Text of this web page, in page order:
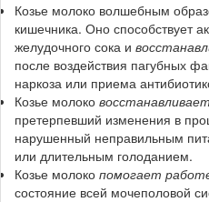
Козье молоко волшебным
кишечника. Оно способствует
желудочного сока и
после воздействия пагубных
наркоза или приема
Козье молоко
претерпевший изменения в
нарушенный неправильным
или длительным голоданием.
Козье молоко помогает
состояние всей мочеполовой